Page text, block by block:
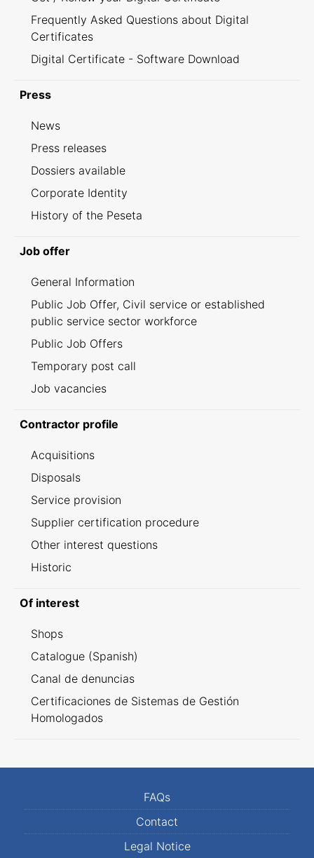
Frequently Asked Questions about Digital
Certificates
Digital Certificate - Software Download
Press
News
Press releases
Dossiers available
Corporate Identity
History of the Peseta
Job offer
General Information
Public Job Offer, Civil service or established
public service sector workforce
Public Job Offers
Temporary post call
Job vacancies
Contractor profile
Acquisitions
Disposals
Service provision
Supplier certification procedure
Other interest questions
Historic
Of interest
Shops
Catalogue (Spanish)
Canal de denuncias
Certificaciones de Sistemas de Gestión
Homologados
FAQs
Contact
Legal Notice